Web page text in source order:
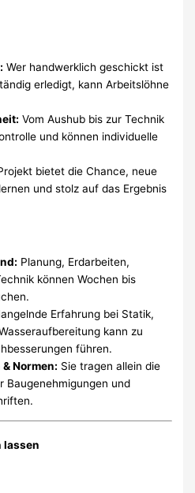
Wer handwerklich geschickt ist
erledigt, kann Arbeitslöhne
Vom Aushub bis zur Technik
und können individuelle
bietet die Chance, neue
und stolz auf das Ergebnis
Planung, Erdarbeiten,
können Wochen bis
Erfahrung bei Statik,
kann zu
führen.
Normen: Sie tragen allein die
Baugenehmigungen und
lassen